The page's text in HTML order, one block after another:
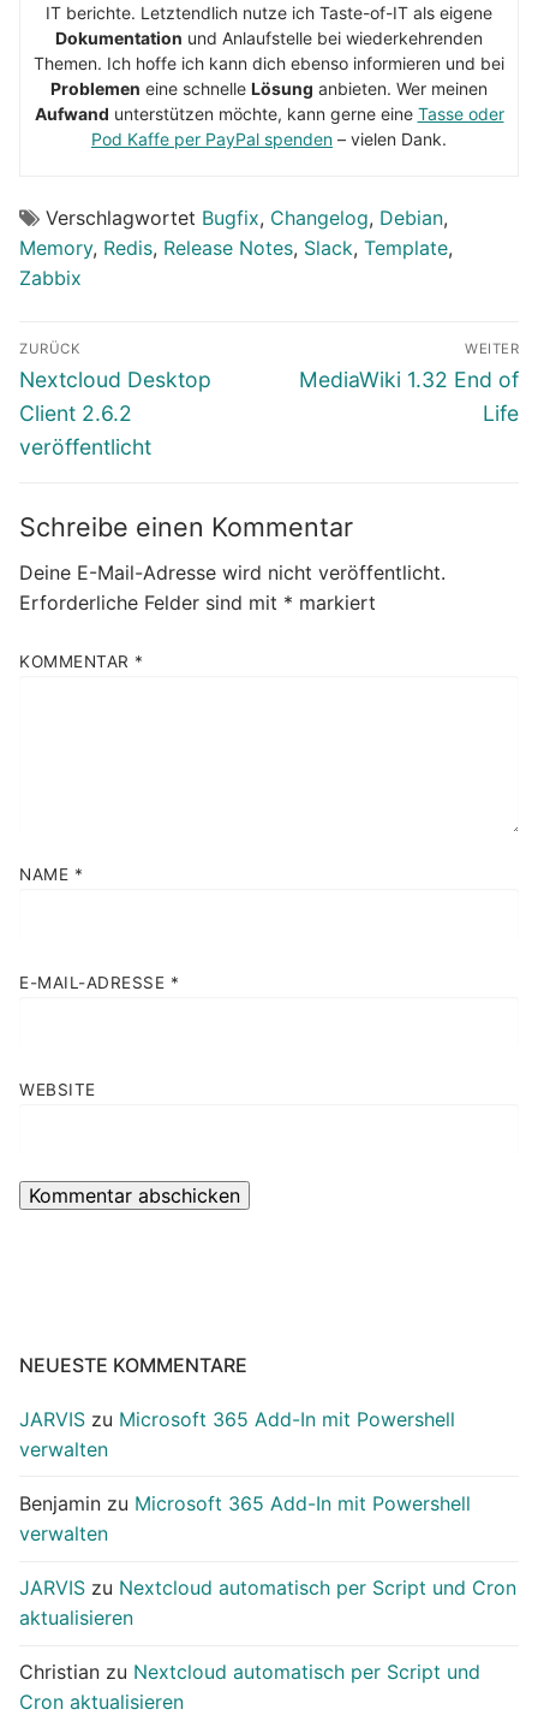
IT berichte. Letztendlich nutze ich Taste-of-IT als eigene
Dokumentation und Anlaufstelle bei wiederkehrenden
Themen. Ich hoffe ich kann dich ebenso informieren und bei
Problemen eine schnelle Lösung anbieten. Wer meinen
Aufwand unterstützen möchte, kann gerne eine Tasse oder
Pod Kaffe per PayPal spenden – vielen Dank.
Verschlagwortet Bugfix, Changelog, Debian,
Memory, Redis, Release Notes, Slack, Template,
Zabbix
Beitragsnavigation
ZURÜCK
Vorheriger
Beitrag:
Nextcloud Desktop
Client 2.6.2
veröffentlicht
WEITER
Nächster
MediaWiki 1.32 End of
Life
Schreibe einen Kommentar
Deine E-Mail-Adresse wird nicht veröffentlicht.
Erforderliche Felder sind mit * markiert
KOMMENTAR *
NAME *
E-MAIL-ADRESSE *
WEBSITE
NEUESTE KOMMENTARE
JARVIS zu Microsoft 365 Add-In mit Powershell
verwalten
Benjamin zu Microsoft 365 Add-In mit Powershell
verwalten
JARVIS zu Nextcloud automatisch per Script und Cron
aktualisieren
Christian zu Nextcloud automatisch per Script und
Cron aktualisieren